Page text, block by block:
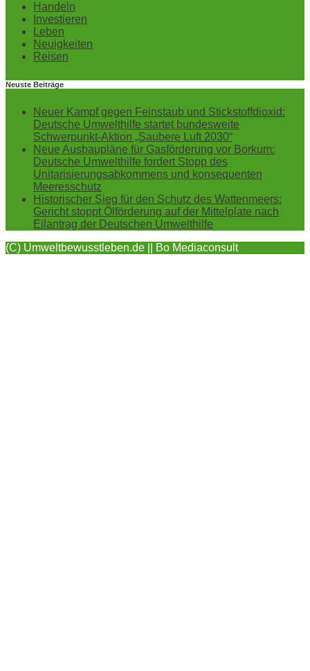
Handeln
Investieren
Leben
Neuigkeiten
Reisen
Neuste Beiträge
Neuer Kampf gegen Feinstaub und Stickstoffdioxid:
Deutsche Umwelthilfe startet bundesweite
Schwerpunkt-Aktion „Saubere Luft 2030“
Neue Ausbaupläne für Gasförderung vor Borkum:
Deutsche Umwelthilfe fordert Stopp des
Unitarisierungsabkommens und konsequenten
Meeresschutz
Historischer Sieg für den Schutz des Wattenmeers:
Gericht stoppt Ölförderung auf der Mittelplate nach
Eilantrag der Deutschen Umwelthilfe
(C) Umweltbewusstleben.de || Bo Mediaconsult